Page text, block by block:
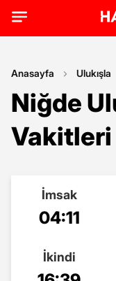
Anasayfa Ulukışla
Niğde
Vakitleri
İmsak
04:11
İkindi